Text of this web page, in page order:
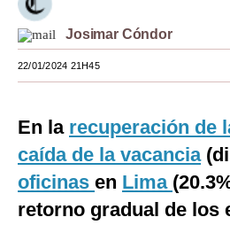
Estilos
México
España
Josimar Cóndor
22/01/2024 21H45
En la recuperación de
caída de la vacancia
oficinas en Lima
retorno gradual de los